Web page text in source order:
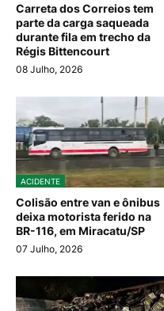
Carreta dos Correios tem
parte da carga saqueada
durante fila em trecho da
Régis Bittencourt
08 Julho, 2026
ACIDENTE
Colisão entre van e ônibus
deixa motorista ferido na
BR-116, em Miracatu/SP
07 Julho, 2026